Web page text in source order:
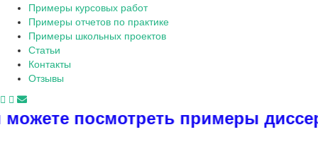
Примеры курсовых работ
Примеры отчетов по практике
Примеры школьных проектов
Статьи
Контакты
Отзывы
примеры диссертаций,